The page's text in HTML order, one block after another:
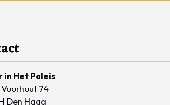
in Het Paleis
74
Den Haag